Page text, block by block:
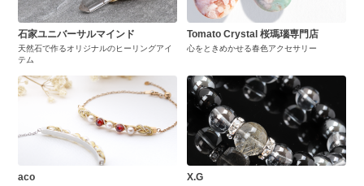
石家ユニバーサルマインド
天然石で作るオリジナルのヒーリングアイ
テム
Tomato Crystal 桜瑪瑙専門店
心をときめかせる春色アクセサリー
aco X.G